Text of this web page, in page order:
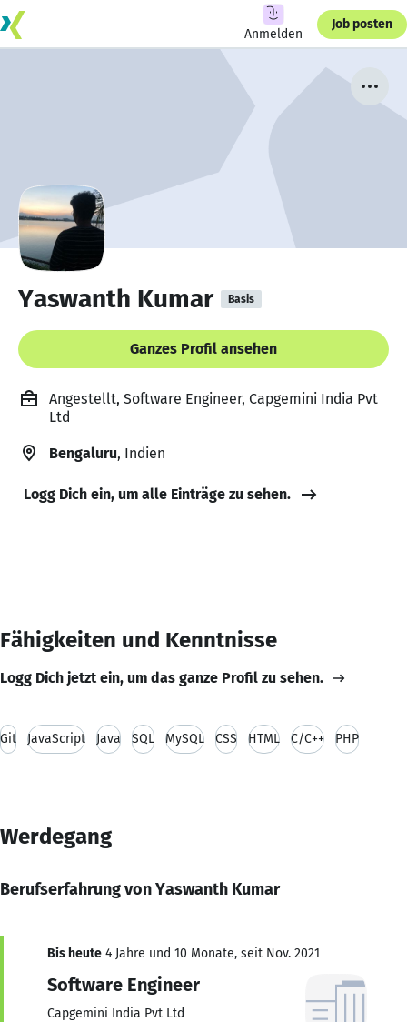
Anmelden
Job posten
Yaswanth Kumar Basis
Ganzes Profil ansehen
Angestellt, Software Engineer, Capgemini India Pvt
Ltd
Bengaluru, Indien
Logg Dich ein, um alle Einträge zu sehen.
Fähigkeiten und Kenntnisse
Logg Dich jetzt ein, um das ganze Profil zu sehen.
Git JavaScript Java SQL MySQL CSS HTML C/C++ PHP
Werdegang
Berufserfahrung von Yaswanth Kumar
Bis heute 4 Jahre und 10 Monate, seit Nov. 2021
Software Engineer
Capgemini India Pvt Ltd